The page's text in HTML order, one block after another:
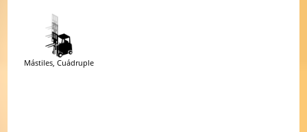
Precio (EUR)
Mástiles, Cuádruple